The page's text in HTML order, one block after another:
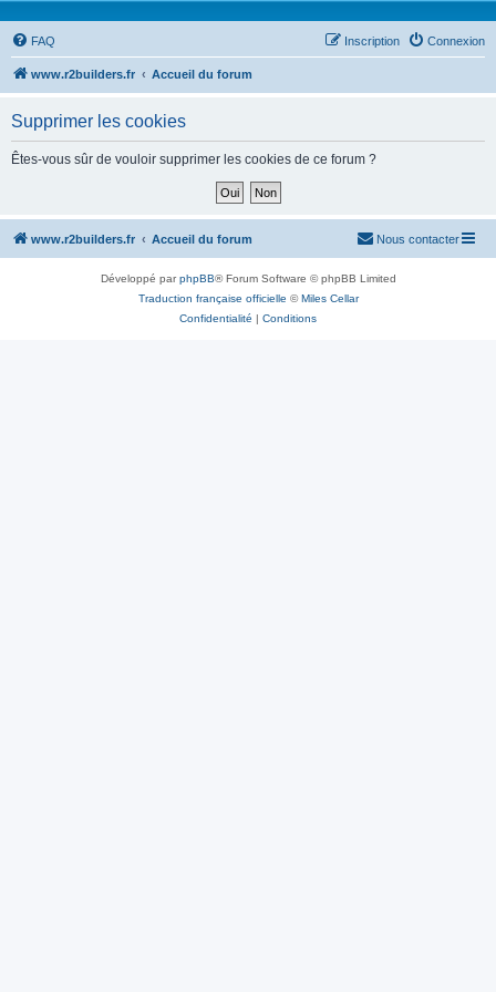
FAQ Connexion
Inscription
www.r2builders.fr Accueil du forum
Supprimer les cookies
Êtes-vous sûr de vouloir supprimer les cookies de ce forum ?
www.r2builders.fr Accueil du forum Nous contacter
Développé parphpBB® Forum Software © phpBB Limited
Traduction française officielle ©Miles Cellar
Confidentialité | Conditions